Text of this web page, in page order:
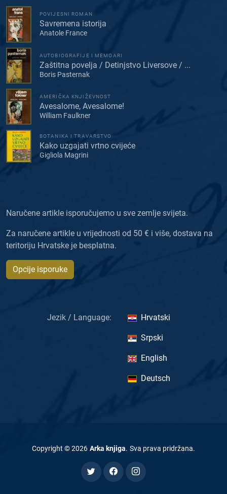
POVIJESNI ROMAN
Savremena istorija
Anatole France
AUTOBIOGRAFIJE I MEMOARI
Zaštitna povelja / Detinjstvo Liversove / ...
Boris Pasternak
AMERIČKA KNJIŽEVNOST
Avesalome, Avesalome!
William Faulkner
BOTANIKA I TRAVARSTVO
Kako uzgajati vrtno cvijeće
Gigliola Magrini
Naručene artikle isporučujemo u sve zemlje svijeta.
Za naručene artikle u vrijednosti od 50 € i više, dostava na
teritoriju Hrvatske je besplatna.
Opcije isporuke
Jezik / Language: Hrvatski
Srpski
English
Deutsch
Copyright ©2026 Arka knjiga. Sva prava pridržana.